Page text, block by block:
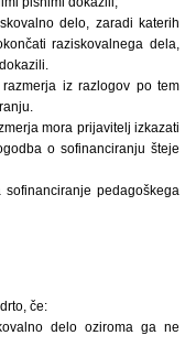
delo, zaradi katerih
raziskovalnega dela,
iz razlogov po tem
mora prijavitelj izkazati
o sofinanciranju šteje
pedagoškega
če:
delo oziroma ga ne